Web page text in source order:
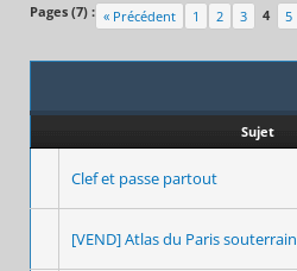
Pages (7) : « Précédent 1 2 3 4 5
Sujet
Clef et passe partout
[VEND] Atlas du Paris souterrain